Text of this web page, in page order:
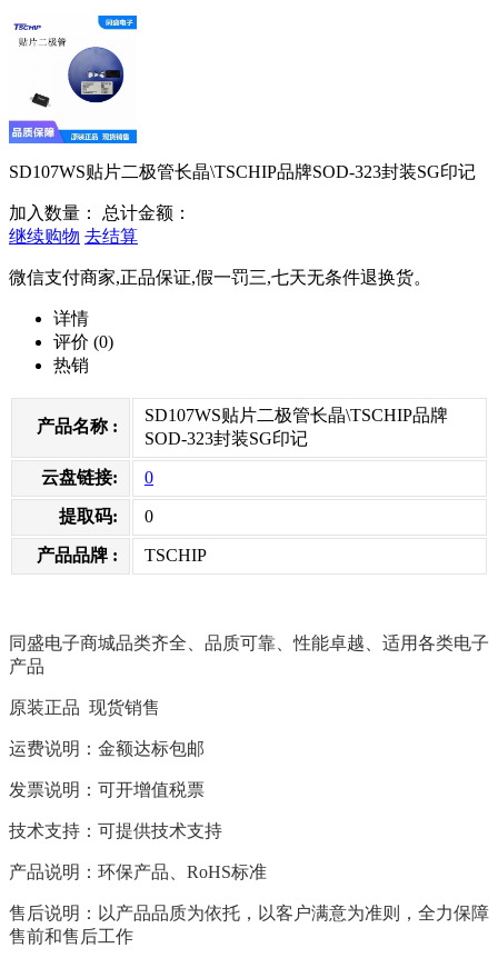
SD107WS贴片二极管长晶\TSCHIP品牌SOD-323封装SG印记
加入数量： 总计金额：
继续购物 去结算
微信支付商家,正品保证,假一罚三,七天无条件退换货。
详情
评价 (0)
热销
产品名称 :
SD107WS贴片二极管长晶\TSCHIP品牌
SOD-323封装SG印记
云盘链接: 0
提取码: 0
产品品牌 : TSCHIP
同盛电子商城品类齐全、品质可靠、性能卓越、适用各类电子
产品
原装正品 现货销售
运费说明：金额达标包邮
发票说明：可开增值税票
技术支持：可提供技术支持
产品说明：环保产品、RoHS标准
售后说明：以产品品质为依托，以客户满意为准则，全力保障
售前和售后工作